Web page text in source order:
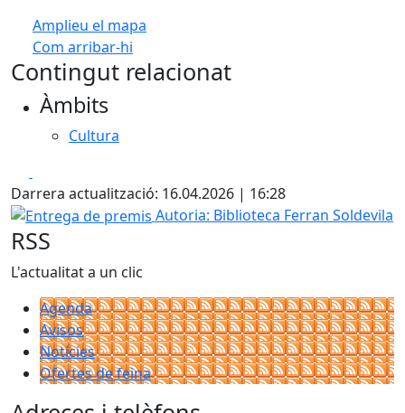
Amplieu el mapa
Com arribar-hi
+
−
Contingut relacionat
Àmbits
Cultura
Darrera actualització: 16.04.2026 | 16:28
Entrega de premis
Autoria: Biblioteca Ferran Soldevila
RSS
L'actualitat a un clic
Agenda
Avisos
Notícies
Ofertes de feina